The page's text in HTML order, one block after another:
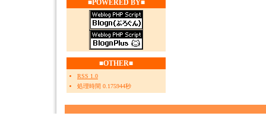
■POWERED BY■
■OTHER■
RSS 1.0
処理時間 0.175944秒